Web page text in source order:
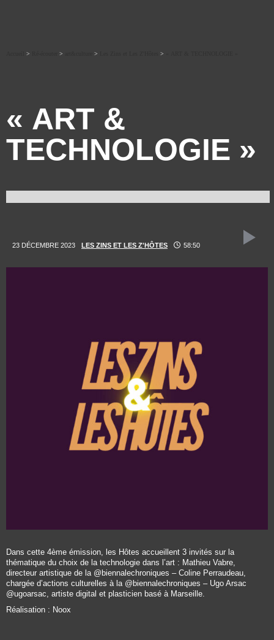
> > > >
« ART &
TECHNOLOGIE »
23 DÉCEMBRE 2023 LES ZINS ET LES Z'HÔTES 58:50
Dans cette 4ème émission, les Hôtes accueillent 3 invités sur la
thématique du choix de la technologie dans l’art : Mathieu Vabre,
directeur artistique de la @biennalechroniques – Coline Perraudeau,
chargée d’actions culturelles à la @biennalechroniques – Ugo Arsac
@ugoarsac, artiste digital et plasticien basé à Marseille.
Réalisation : Noox